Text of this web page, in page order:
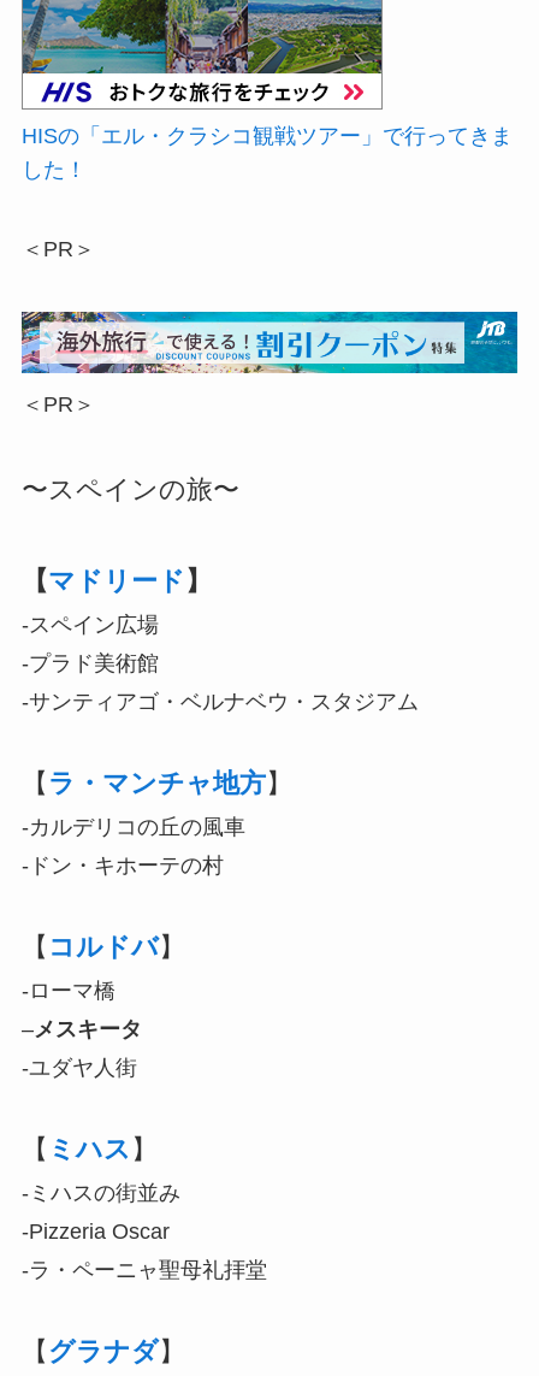
HISの「エル・クラシコ観戦ツアー」で行ってきま
した！
＜PR＞
＜PR＞
〜スペインの旅〜
【マドリード 】
-スペイン広場
-プラド美術館
-サンティアゴ・ベルナベウ・スタジアム
【 ラ・マンチャ地方】
-カルデリコの丘の風車
-ドン・キホーテの村
【 コルドバ】
-ローマ橋
–メスキータ
-ユダヤ人街
【 ミハス 】
-ミハスの街並み
-Pizzeria Oscar
-ラ・ペーニャ聖母礼拝堂
【 グラナダ】